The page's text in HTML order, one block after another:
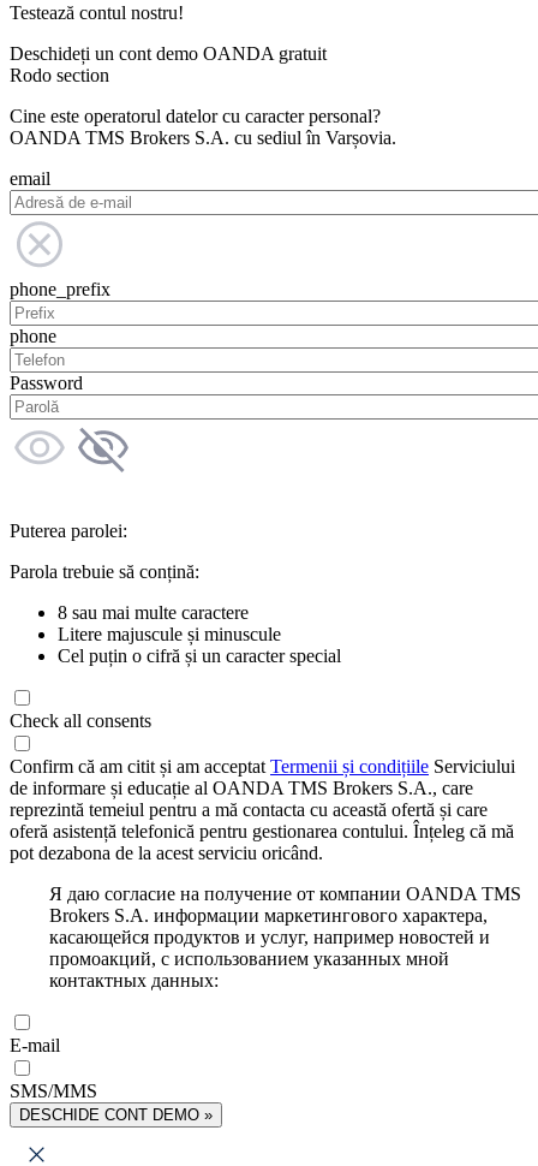
Testează contul nostru!
Deschideți un cont demo OANDA gratuit
Rodo section
Cine este operatorul datelor cu caracter personal?
OANDA TMS Brokers S.A. cu sediul în Varșovia.
email
phone_prefix
phone
Password
Puterea parolei:
Parola trebuie să conțină:
8 sau mai multe caractere
Litere majuscule și minuscule
Cel puțin o cifră și un caracter special
Check all consents
Confirm că am citit și am acceptat Termenii și condițiile Serviciului
de informare și educație al OANDA TMS Brokers S.A., care
reprezintă temeiul pentru a mă contacta cu această ofertă și care
oferă asistență telefonică pentru gestionarea contului. Înțeleg că mă
pot dezabona de la acest serviciu oricând.
Я даю согласие на получение от компании OANDA TMS
Brokers S.A. информации маркетингового характера,
касающейся продуктов и услуг, например новостей и
промоакций, с использованием указанных мной
контактных данных:
E-mail
SMS/MMS
DESCHIDE CONT DEMO »